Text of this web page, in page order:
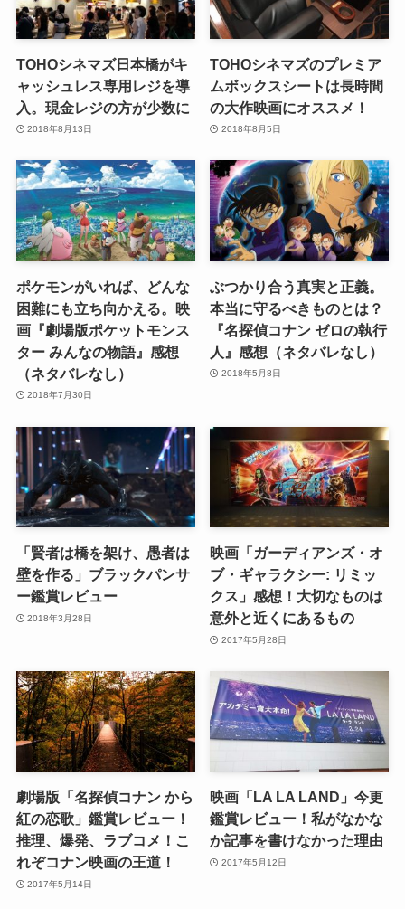
TOHOシネマズ日本橋がキ
ャッシュレス専用レジを導
入。現金レジの方が少数に
2018年8月13日
TOHOシネマズのプレミア
ムボックスシートは長時間
の大作映画にオススメ！
2018年8月5日
ポケモンがいれば、どんな
困難にも立ち向かえる。映
画『劇場版ポケットモンス
ター みんなの物語』感想
（ネタバレなし）
2018年7月30日
ぶつかり合う真実と正義。
本当に守るべきものとは？
『名探偵コナン ゼロの執行
人』感想（ネタバレなし）
2018年5月8日
「賢者は橋を架け、愚者は
壁を作る」ブラックパンサ
ー鑑賞レビュー
2018年3月28日
映画「ガーディアンズ・オ
ブ・ギャラクシー: リミッ
クス」感想！大切なものは
意外と近くにあるもの
2017年5月28日
劇場版「名探偵コナン から
紅の恋歌」鑑賞レビュー！
推理、爆発、ラブコメ！こ
れぞコナン映画の王道！
2017年5月14日
映画「LA LA LAND」今更
鑑賞レビュー！私がなかな
か記事を書けなかった理由
2017年5月12日